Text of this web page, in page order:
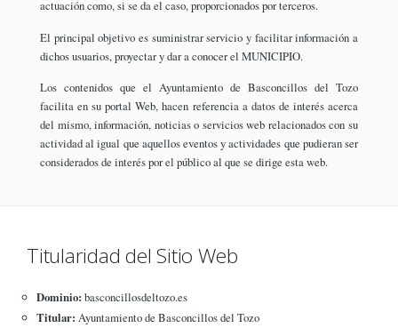
actuación como, si se da el caso, proporcionados por terceros.
El principal objetivo es suministrar servicio y facilitar información a
dichos usuarios, proyectar y dar a conocer el MUNICIPIO.
Los contenidos que el Ayuntamiento de Basconcillos del Tozo
facilita en su portal Web, hacen referencia a datos de interés acerca
del mismo, información, noticias o servicios web relacionados con su
actividad al igual que aquellos eventos y actividades que pudieran ser
considerados de interés por el público al que se dirige esta web.
Titularidad del Sitio Web
Dominio: basconcillosdeltozo.es
Titular: Ayuntamiento de Basconcillos del Tozo